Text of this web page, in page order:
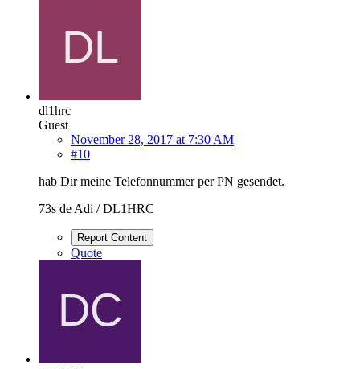
dl1hrc
Guest
November 28, 2017 at 7:30 AM
#10
hab Dir meine Telefonnummer per PN gesendet.
73s de Adi / DL1HRC
Report Content
Quote